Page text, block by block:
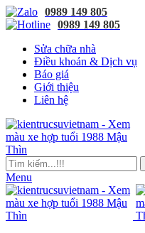
0989 149 805
0989 149 805
Sửa chữa nhà
Điều khoản & Dịch vụ
Báo giá
Giới thiệu
Liên hệ
Menu